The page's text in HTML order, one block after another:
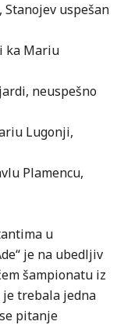
uspešan
ka Mariu
neuspešno
Lugonji,
Plamencu,
u
je na ubedljiv
šampionatu iz
je trebala jedna
pitanje